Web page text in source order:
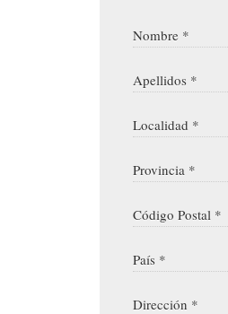
Nombre *
Apellidos *
Localidad *
Provincia *
Código Postal *
País *
Dirección *